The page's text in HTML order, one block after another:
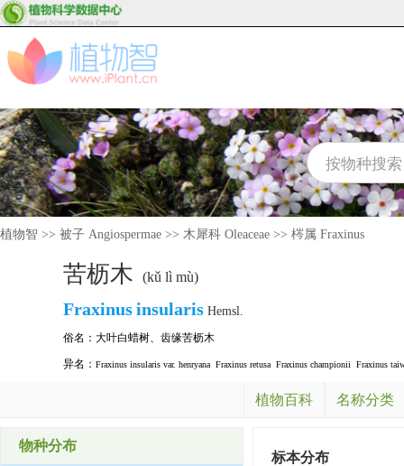
植物智 >> 被子 Angiospermae >> 木犀科 Oleaceae >> 梣属 Fraxinus
苦枥木 (kǔ lì mù)
Fraxinusinsularis Hemsl.
俗名： 大叶白蜡树、 齿缘苦枥木
异名： Fraxinus insularis var. henryana Fraxinus retusa Fraxinus championii Fraxinus
植物百科 名称分类
物种分布
标本分布